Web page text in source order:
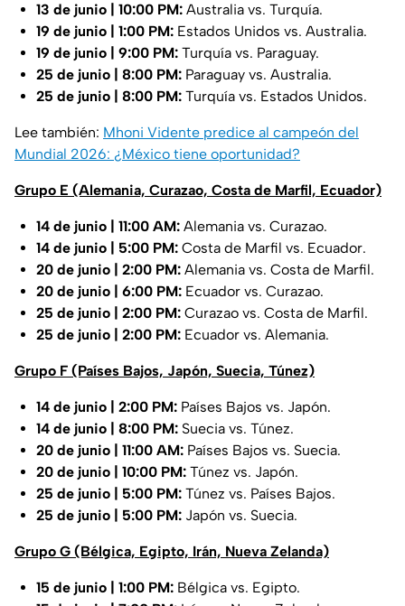
13 de junio | 10:00 PM: Australia vs. Turquía.
19 de junio | 1:00 PM: Estados Unidos vs. Australia.
19 de junio | 9:00 PM: Turquía vs. Paraguay.
25 de junio | 8:00 PM: Paraguay vs. Australia.
25 de junio | 8:00 PM: Turquía vs. Estados Unidos.
Lee también: Mhoni Vidente predice al campeón del
Mundial 2026: ¿México tiene oportunidad?
Grupo E (Alemania, Curazao, Costa de Marfil, Ecuador)
14 de junio | 11:00 AM: Alemania vs. Curazao.
14 de junio | 5:00 PM: Costa de Marfil vs. Ecuador.
20 de junio | 2:00 PM: Alemania vs. Costa de Marfil.
20 de junio | 6:00 PM: Ecuador vs. Curazao.
25 de junio | 2:00 PM: Curazao vs. Costa de Marfil.
25 de junio | 2:00 PM: Ecuador vs. Alemania.
Grupo F (Países Bajos, Japón, Suecia, Túnez)
14 de junio | 2:00 PM: Países Bajos vs. Japón.
14 de junio | 8:00 PM: Suecia vs. Túnez.
20 de junio | 11:00 AM: Países Bajos vs. Suecia.
20 de junio | 10:00 PM: Túnez vs. Japón.
25 de junio | 5:00 PM: Túnez vs. Países Bajos.
25 de junio | 5:00 PM: Japón vs. Suecia.
Grupo G (Bélgica, Egipto, Irán, Nueva Zelanda)
15 de junio | 1:00 PM: Bélgica vs. Egipto.